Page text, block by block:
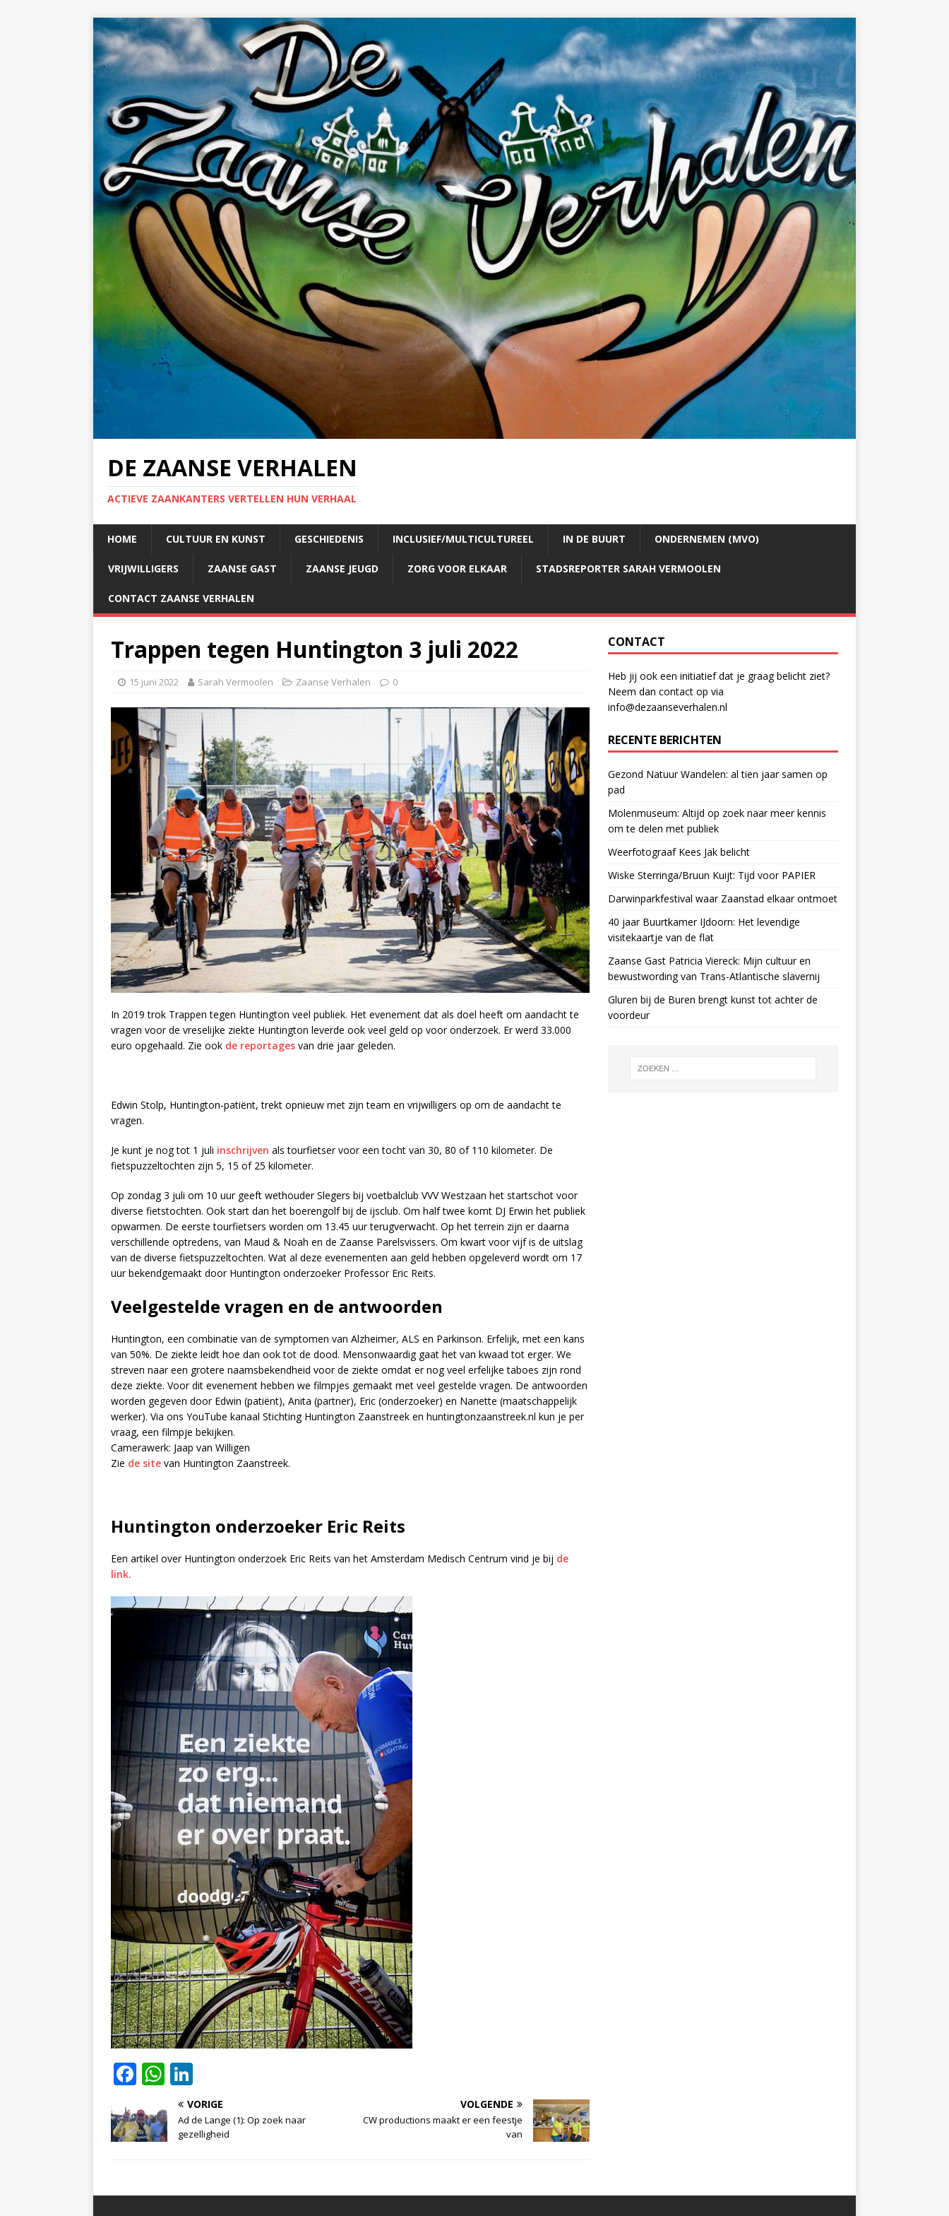
DE ZAANSE VERHALEN
ACTIEVE ZAANKANTERS VERTELLEN HUN VERHAAL
HOME CULTUUR EN KUNST GESCHIEDENIS INCLUSIEF/MULTICULTUREEL IN DE BUURT ONDERNEMEN (MVO)
VRIJWILLIGERS ZAANSE GAST ZAANSE JEUGD ZORG VOOR ELKAAR STADSREPORTER SARAH VERMOOLEN
CONTACT ZAANSE VERHALEN
Trappen tegen Huntington 3 juli 2022
15 juni 2022 Sarah Vermoolen Zaanse Verhalen 0
In 2019 trok Trappen tegen Huntington veel publiek. Het evenement dat als doel heeft om aandacht te
vragen voor de vreselijke ziekte Huntington leverde ook veel geld op voor onderzoek. Er werd 33.000
euro opgehaald. Zie ook de reportages van drie jaar geleden.
Edwin Stolp, Huntington-patiënt, trekt opnieuw met zijn team en vrijwilligers op om de aandacht te
vragen.
Je kunt je nog tot 1 juli inschrijven als tourfietser voor een tocht van 30, 80 of 110 kilometer. De
fietspuzzeltochten zijn 5, 15 of 25 kilometer.
Op zondag 3 juli om 10 uur geeft wethouder Slegers bij voetbalclub VVV Westzaan het startschot voor
diverse fietstochten. Ook start dan het boerengolf bij de ijsclub. Om half twee komt DJ Erwin het publiek
opwarmen. De eerste tourfietsers worden om 13.45 uur terugverwacht. Op het terrein zijn er daarna
verschillende optredens, van Maud & Noah en de Zaanse Parelsvissers. Om kwart voor vijf is de uitslag
van de diverse fietspuzzeltochten. Wat al deze evenementen aan geld hebben opgeleverd wordt om 17
uur bekendgemaakt door Huntington onderzoeker Professor Eric Reits.
Veelgestelde vragen en de antwoorden
Huntington, een combinatie van de symptomen van Alzheimer, ALS en Parkinson. Erfelijk, met een kans
van 50%. De ziekte leidt hoe dan ook tot de dood. Mensonwaardig gaat het van kwaad tot erger. We
streven naar een grotere naamsbekendheid voor de ziekte omdat er nog veel erfelijke taboes zijn rond
deze ziekte. Voor dit evenement hebben we filmpjes gemaakt met veel gestelde vragen. De antwoorden
worden gegeven door Edwin (patiënt), Anita (partner), Eric (onderzoeker) en Nanette (maatschappelijk
werker). Via ons YouTube kanaal Stichting Huntington Zaanstreek en huntingtonzaanstreek.nl kun je per
vraag, een filmpje bekijken.
Camerawerk: Jaap van Willigen
Zie de site van Huntington Zaanstreek.
Huntington onderzoeker Eric Reits
Een artikel over Huntington onderzoek Eric Reits van het Amsterdam Medisch Centrum vind je bij de
link.
F
c
e
W
h
at
s
n
k
e
VORIGE
Ad de Lange (1): Op zoek naar
gezelligheid
VOLGENDE
CW productions maakt er een feestje
van
CONTACT
Heb jij ook een initiatief dat je graag belicht ziet?
Neem dan contact op via
info@dezaanseverhalen.nl
RECENTE BERICHTEN
Gezond Natuur Wandelen: al tien jaar samen op
pad
Molenmuseum: Altijd op zoek naar meer kennis
om te delen met publiek
Weerfotograaf Kees Jak belicht
Wiske Sterringa/Bruun Kuijt: Tijd voor PAPIER
Darwinparkfestival waar Zaanstad elkaar ontmoet
40 jaar Buurtkamer IJdoorn: Het levendige
visitekaartje van de flat
Zaanse Gast Patricia Viereck: Mijn cultuur en
bewustwording van Trans-Atlantische slavernij
Gluren bij de Buren brengt kunst tot achter de
voordeur